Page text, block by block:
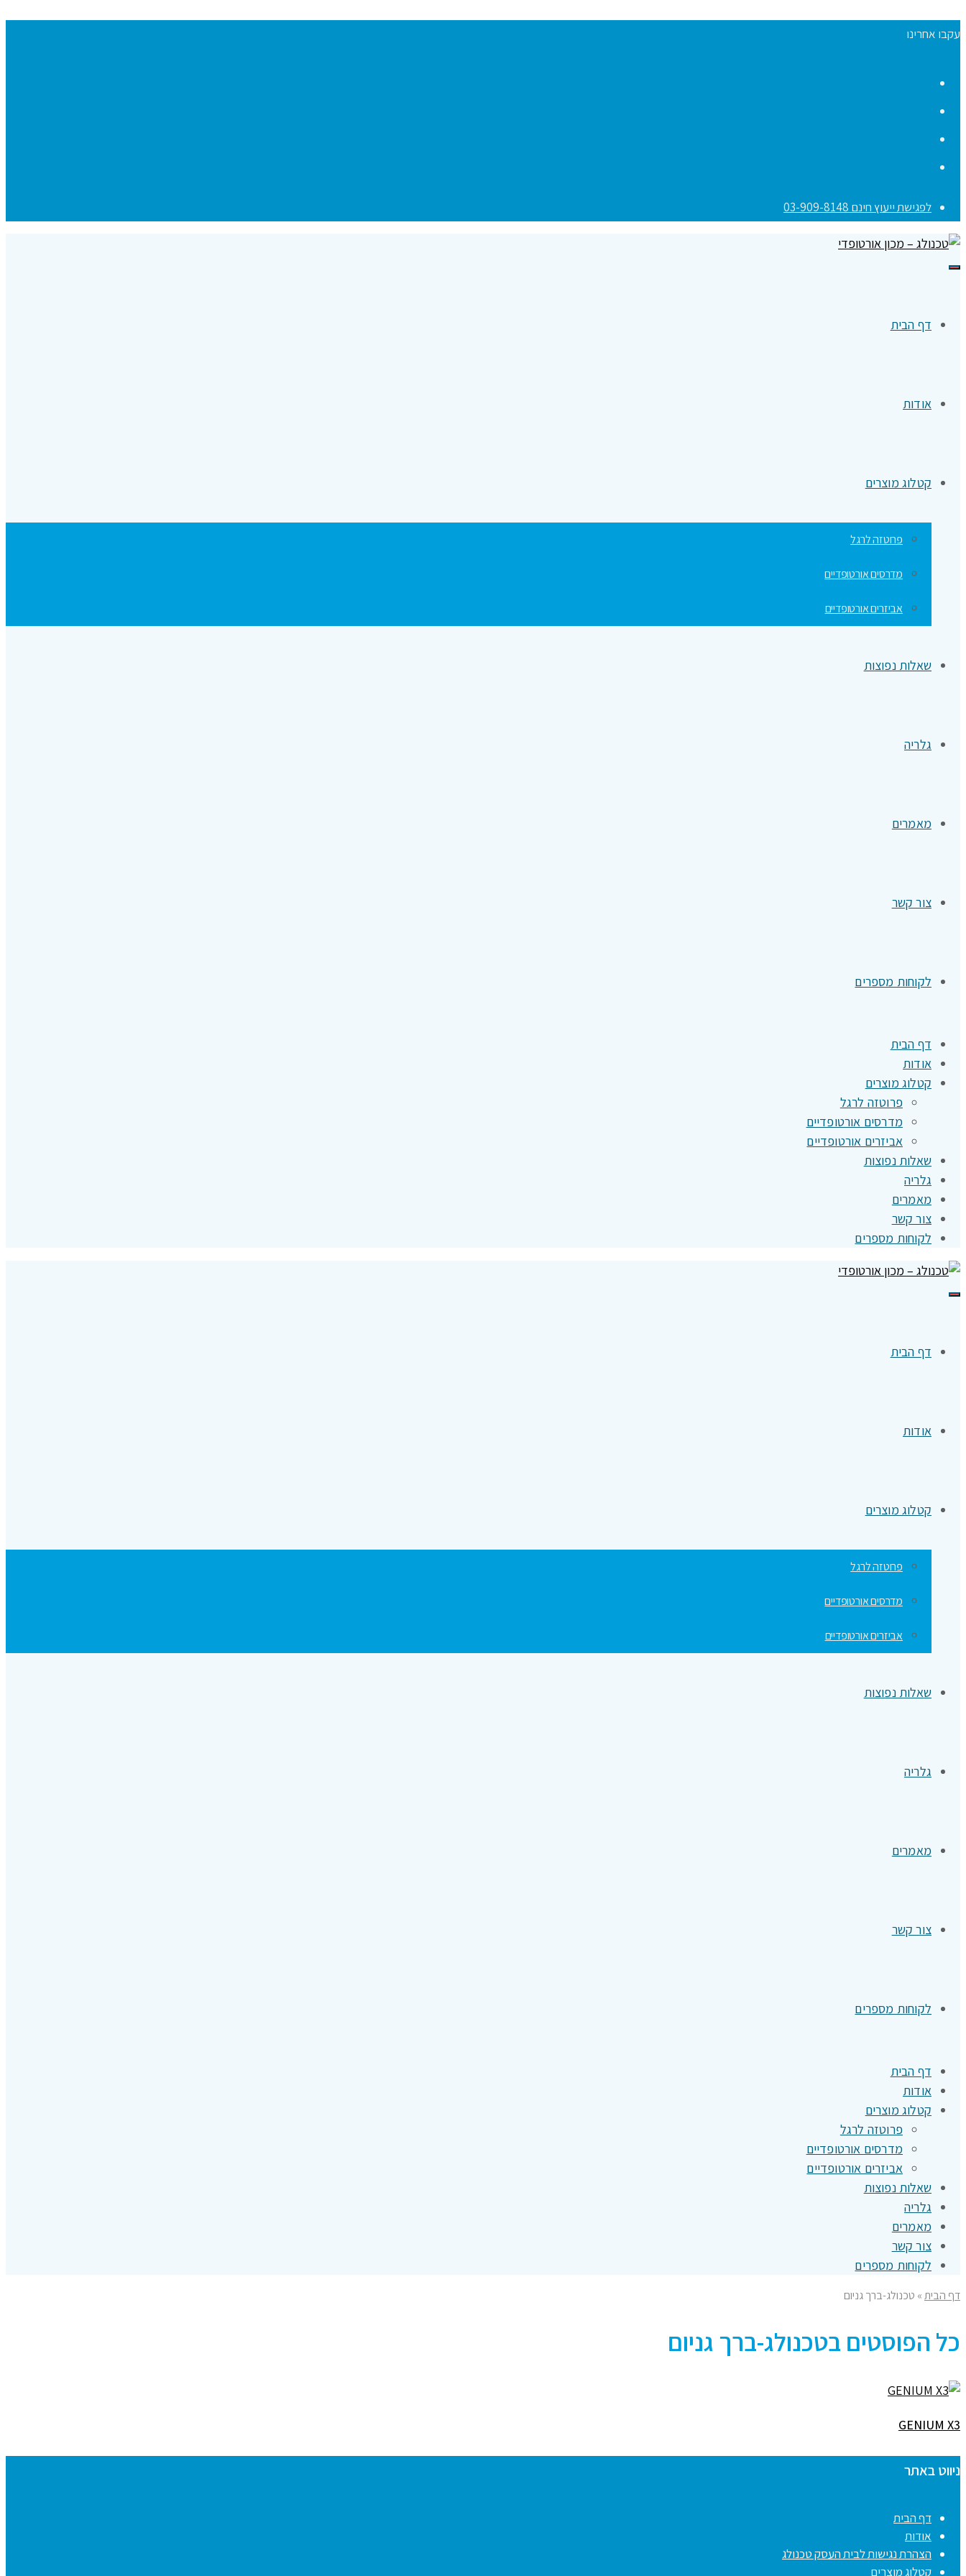
עקבו אחרינו
לפגישת ייעוץ חינם 03-909-8148
תפריט
דף הבית
אודות
קטלוג מוצרים
פרוטזה לרגל
מדרסים אורטופדיים
אביזרים אורטופדיים
שאלות נפוצות
גלריה
מאמרים
צור קשר
לקוחות מספרים
דף הבית
אודות
קטלוג מוצרים
פרוטזה לרגל
מדרסים אורטופדיים
אביזרים אורטופדיים
שאלות נפוצות
גלריה
מאמרים
צור קשר
לקוחות מספרים
תפריט
דף הבית
אודות
קטלוג מוצרים
פרוטזה לרגל
מדרסים אורטופדיים
אביזרים אורטופדיים
שאלות נפוצות
גלריה
מאמרים
צור קשר
לקוחות מספרים
דף הבית
אודות
קטלוג מוצרים
פרוטזה לרגל
מדרסים אורטופדיים
אביזרים אורטופדיים
שאלות נפוצות
גלריה
מאמרים
צור קשר
לקוחות מספרים
דף הבית» טכנולג-ברך גניום
כל הפוסטים בטכנולג-ברך גניום
GENIUM X3
ניווט באתר
דף הבית
אודות
הצהרת נגישות לבית העסק טכנולג
קטלוג מוצרים